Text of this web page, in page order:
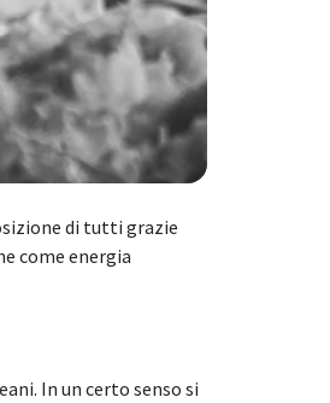
di tutti grazie
come energia
In un certo senso si